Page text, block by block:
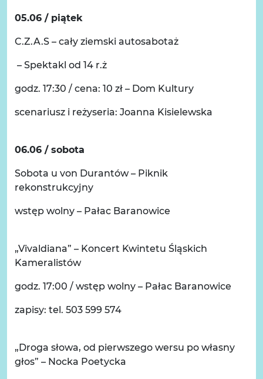
05.06 / piątek
C.Z.A.S – cały ziemski autosabotaż
– Spektakl od 14 r.ż
godz. 17:30 / cena: 10 zł – Dom Kultury
scenariusz i reżyseria: Joanna Kisielewska
06.06 / sobota
Sobota u von Durantów – Piknik
rekonstrukcyjny
wstęp wolny – Pałac Baranowice
„Vivaldiana” – Koncert Kwintetu Śląskich
Kameralistów
godz. 17:00 / wstęp wolny – Pałac Baranowice
zapisy: tel. 503 599 574
„Droga słowa, od pierwszego wersu po własny
głos” – Nocka Poetycka